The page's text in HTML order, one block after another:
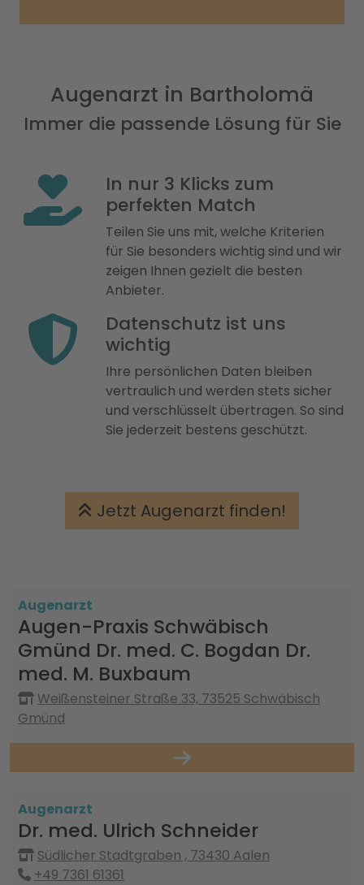
Augenarzt in Bartholomä
Immer die passende Lösung für Sie
In nur 3 Klicks zum
perfekten Match
Teilen Sie uns mit, welche Kriterien
für Sie besonders wichtig sind und wir
zeigen Ihnen gezielt die besten
Anbieter.
Datenschutz ist uns
wichtig
Ihre persönlichen Daten bleiben
vertraulich und werden stets sicher
und verschlüsselt übertragen. So sind
Sie jederzeit bestens geschützt.
Jetzt Augenarzt finden!
Augenarzt
Augen-Praxis Schwäbisch
Gmünd Dr. med. C. Bogdan Dr.
med. M. Buxbaum
Weißensteiner Straße 33, 73525 Schwäbisch
Gmünd
Augenarzt
Dr. med. Ulrich Schneider
Südlicher Stadtgraben , 73430 Aalen
+49 7361 61361